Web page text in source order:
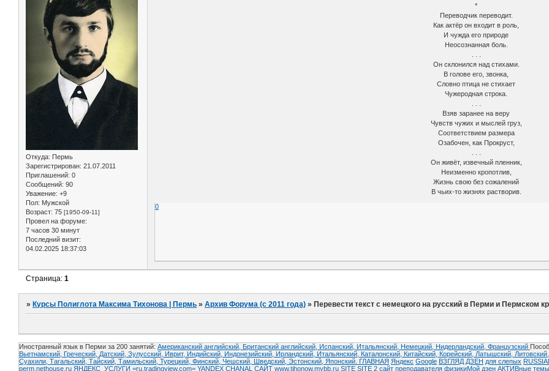
Откуда: Пермь
Зарегистрирован: 21.07.2011
Приглашений: 0
Сообщений: 90
Уважение: +9
Пол: Мужской
Возраст: 75 [1950-09-11]
Провел на форуме:
7 часов 30 минут
Последний визит:
04.02.2025 18:37:03
*
Переводчик переводит.
Как актёр он входит в роль,
И чужда его природе
Неосознанная боль.
Он склонился над стихами.
В голове его, звонка,
Словно птица не стихает
Чужеродная строка.
Взяв заранее на веру
Чувств чужих и мыслей груз,
Соответствием размера
Озабочен, как Прокруст,
Он живёт, извечный пленник,
Неизменно кропотлив,
Жизнь свою без сожалений
В чьих-то жизнях растворив.
0
Страница:1
» Курсы Полиглота Максима Тихонова | Пермь »Архив Форума (с 2011 года) » Перевести текст с немецкого на русский в Перми и Пермском
Иностранный язык в Перми за 200 занятий: Американский английский, Британский английский, Испанский, Итальянский, Немецкий, Нидерландский, Французский
Вьетнамский,
Греческий, Датский, Зулусский, Иврит, Индийский, Индонезийский, Ирландский, Итальянский, Каталонский, Китайский, Корейский, Латышский,
Суахили, Тагальский, Тайский, Тамильский, Турецкий, Финский, Чешский, Шведский, Эстонский, Японский. ГЛАВНАЯ Яндекс Google ВЗГЛЯД ДЗЕН для слепых
perm.nethouse.ru ЯНДЕКС_УСЛУГИ =ru.tradingview.com= YANDEX CHANAL САЙТ www.tihonow.mybb.ru SITE SITE 2 сайт преподавателя физикиМой дзен АКТИВные темы